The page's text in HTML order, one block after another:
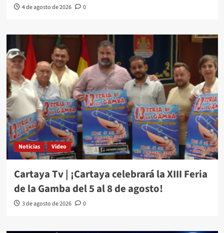
4 de agosto de 2026 0
Noticias Video
Cartaya Tv | ¡Cartaya celebrará la XIII Feria
de la Gamba del 5 al 8 de agosto!
3 de agosto de 2026 0